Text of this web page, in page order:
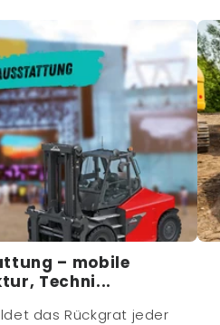
– mobile
Techni...
das Rückgrat jeder